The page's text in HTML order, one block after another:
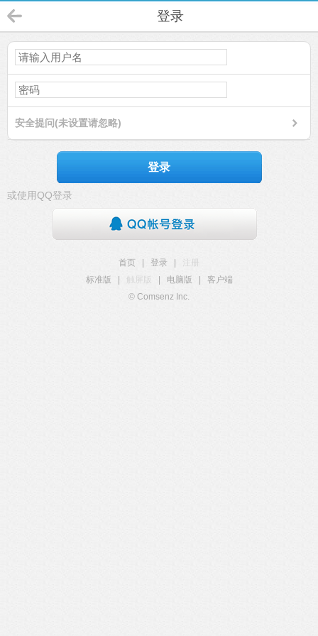
登录
安全提问(未设置请忽略)
登录
或使用QQ登录
首页 登录
注册
标准版
触屏版 电脑版
客户端
© Comsenz Inc.